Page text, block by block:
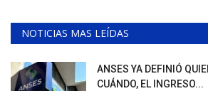
NOTICIAS MAS LEÍDAS
ANSES YA DEFINIÓ
CUÁNDO, EL INGRESO...